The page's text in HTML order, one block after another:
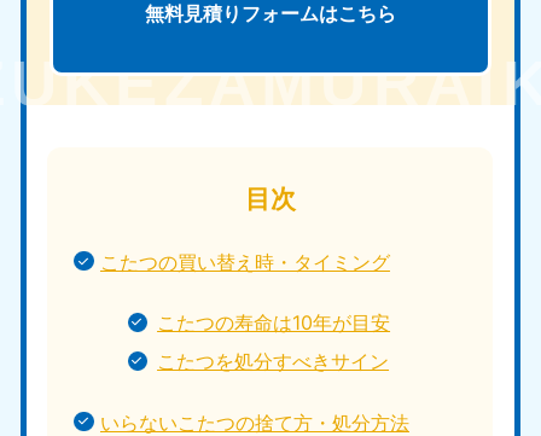
無料見積りフォームはこちら
目次
こたつの買い替え時・タイミング
こたつの寿命は10年が目安
こたつを処分すべきサイン
いらないこたつの捨て方・処分方法